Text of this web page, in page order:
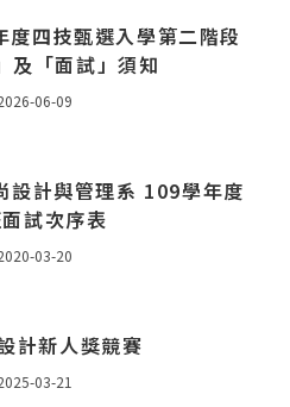
四技甄選入學第二階段
及「面試」須知
06-09
設計與管理系 109學年度
試次序表
03-20
計新人獎競賽
03-21